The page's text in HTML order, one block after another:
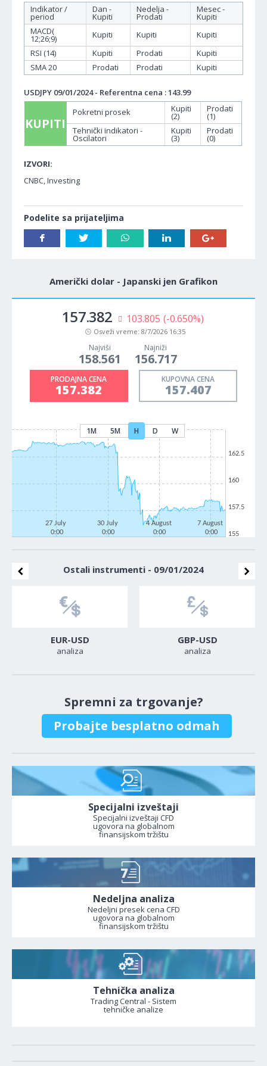
Indikator /
period
Dan -
Kupiti
Nedelja -
Prodati
Mesec -
Kupiti
MACD(
12;26;9) Kupiti Kupiti
Kupiti
RSI (14)
Kupiti Prodati
Kupiti
SMA 20
Prodati Prodati Kupiti
USDJPY 09/01/2024 - Referentna cena : 143.99
KUPITI
Pokretni prosek Kupiti
(2)
Prodati
(1)
Tehnički indikatori -
Oscilatori
Kupiti
(3)
Prodati
(0)
IZVORI:
CNBC, Investing
Podelite sa prijateljima
Američki dolar - Japanski jen Grafikon
157.382 103.805 (-0.650%)
Osveži vreme: 8/7/2026 16:35
Najviši
158.561
Najniži
156.717
PRODAJNA CENA
157.382
KUPOVNA CENA
157.407
1M 5M H D W
27 July
0:00
30 July
0:00
4 August
0:00
7 August
0:00
155
157.5
160
162.5
Ostali instrumenti - 09/01/2024
EUR-USD
analiza
GBP-USD
analiza
Spremni za trgovanje?
Probajte besplatno odmah
Specijalni izveštaji
Specijalni izveštaji CFD
ugovora na globalnom
finansijskom tržištu
Nedeljna analiza
Nedeljni presek cena CFD
ugovora na globalnom
finansijskom tržištu
Tehnička analiza
Trading Central - Sistem
tehničke analize